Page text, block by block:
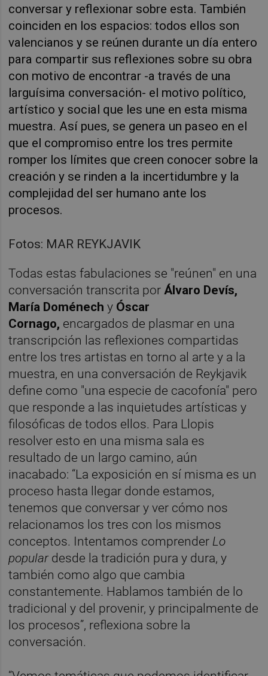
conversar y reflexionar sobre esta. También
coinciden en los espacios: todos ellos son
valencianos y se reúnen durante un día entero
para compartir sus reflexiones sobre su obra
con motivo de encontrar -a través de una
larguísima conversación- el motivo político,
artístico y social que les une en esta misma
muestra. Así pues, se genera un paseo en el
que el compromiso entre los tres permite
romper los límites que creen conocer sobre la
creación y se rinden a la incertidumbre y la
complejidad del ser humano ante los
procesos.
Fotos: MAR REYKJAVIK
Todas estas fabulaciones se "reúnen" en una
conversación transcrita por Álvaro Devís,
María Doménechy Óscar
Cornago, encargados de plasmar en una
transcripción las reflexiones compartidas
entre los tres artistas en torno al arte y a la
muestra, en una conversación de Reykjavik
define como "una especie de cacofonía" pero
que responde a las inquietudes artísticas y
filosóficas de todos ellos. Para Llopis
resolver esto en una misma sala es
resultado de un largo camino, aún
inacabado: “La exposición en sí misma es un
proceso hasta llegar donde estamos,
tenemos que conversar y ver cómo nos
relacionamos los tres con los mismos
conceptos. Intentamos comprender Lo
popular desde la tradición pura y dura, y
también como algo que cambia
constantemente. Hablamos también de lo
tradicional y del provenir, y principalmente de
los procesos”, reflexiona sobre la
conversación.